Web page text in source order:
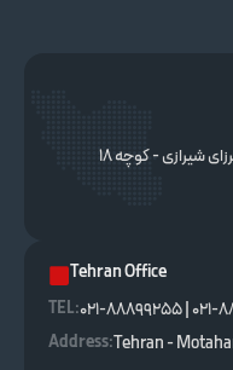
تهران - خیابان مطهری - خیابان میرزای شیرازی - کوچه ۱۸
Tehran Office
TEL :
021-
Address:Tehran -